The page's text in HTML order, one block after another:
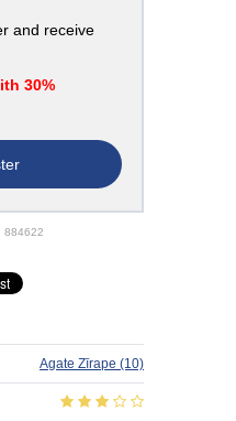
and receive
30%
884622
Agate Zīrape (10)